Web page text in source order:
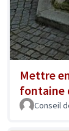
Mettre
fontaine
Conseil